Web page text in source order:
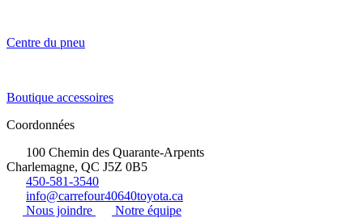
Centre du pneu
Boutique accessoires
Coordonnées
100 Chemin des Quarante-Arpents
Charlemagne, QC J5Z 0B5
450-581-3540
info@carrefour40640toyota.ca
Nous joindre
Notre équipe